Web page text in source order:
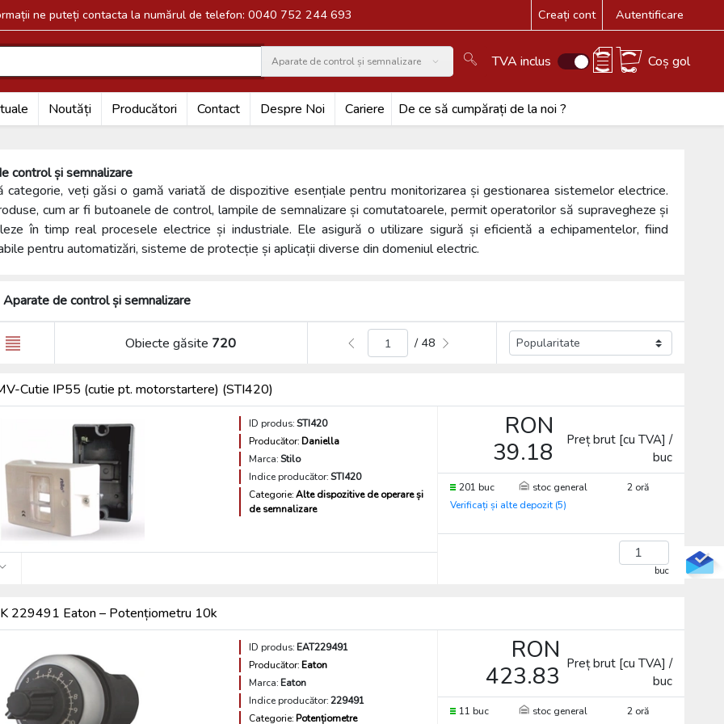
ne puteți contacta la numărul de telefon: 0040 752 244 693 Creați cont Autentificare
Aparate de control și semnalizare
Search TVA inclus Coș gol
Noutăți Producători Contact Despre Noi Cariere De ce să cumpărați de la noi ?
control și semnalizare
categorie, veți găsi o gamă variată de dispozitive esențiale pentru monitorizarea și gestionarea sistemelor electrice.
cum ar fi butoanele de control, lampile de semnalizare și comutatoarele, permit operatorilor să supravegheze și
în timp real procesele electrice și industriale. Ele asigură o utilizare sigură și eficientă a echipamentelor, fiind
pentru automatizări, sisteme de protecție și aplicații diverse din domeniul electric.
Aparate de control și semnalizare
Obiecte găsite 720 / 48
Cutie IP55 (cutie pt. motorstartere) (STI420)
ID produs: STI420
Producător: Daniella
Marca: Stilo
Indice producător: STI420
Categorie: Alte dispozitive de operare și
de semnalizare
RON
39.18
Preț brut [cu TVA] /
buc
201 buc stoc general
2 oră
Verificați și alte depozit (5)
buc
229491 Eaton – Potențiometru 10k
ID produs: EAT229491
Producător: Eaton
Marca: Eaton
Indice producător: 229491
Categorie: Potențiometre
RON
423.83 Preț brut [cu TVA] /
buc
11 buc stoc general
2 oră